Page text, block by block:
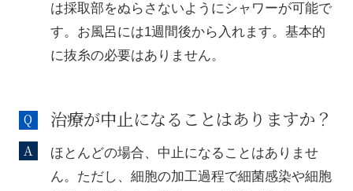
は採取部をぬらさないようにシャワーが可能で
す。お風呂には1週間後から入れます。基本的
に抜糸の必要はありません。
治療が中止になることはありますか？
ほとんどの場合、中止になることはありませ
ん。ただし、細胞の加工過程で細菌感染や細胞